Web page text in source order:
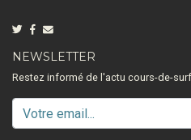
NEWSLETTER
Restez informé de l'actu cours-de-